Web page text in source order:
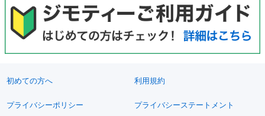
初めての方へ 利用規約
プライバシーポリシー プライバシーステートメント